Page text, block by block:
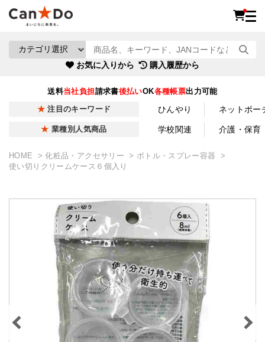
お気に入りから 購入履歴から
送料当社負担請求書後払いOK各種帳票出力可能
注目のキーワード ひんやり ネットポー
業種別人気商品 学校関連 介護・保育
HOME 化粧品・アクセサリー
ボトル・スプレー容器
使い切りクリームケース６個入り